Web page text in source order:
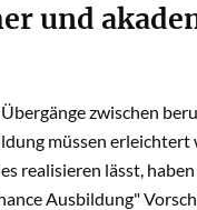
und
zwischen
müssen erleichtert
realisieren lässt,
Ausbildung"